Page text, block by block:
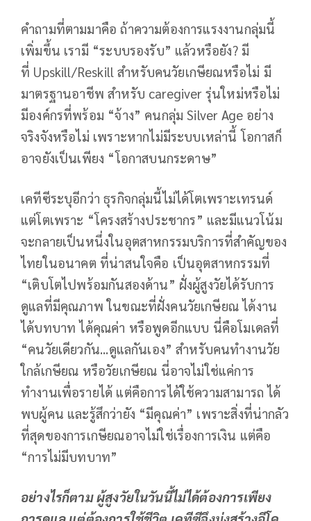
คำถามที่ตามมาคือ ถ้าความต้องการแรงงานกลุ่มนี้
เพิ่มขึ้น เรามี “ระบบรองรับ” แล้วหรือยัง? มี
ที่ Upskill/Reskill สำหรับคนวัยเกษียณหรือไม่ มี
มาตรฐานอาชีพ สำหรับ caregiver รุ่นใหม่หรือไม่
มีองค์กรที่พร้อม “จ้าง” คนกลุ่ม Silver Age อย่าง
จริงจังหรือไม่ เพราะหากไม่มีระบบเหล่านี้ โอกาสก็
อาจยังเป็นเพียง “โอกาสบนกระดาษ”
เคทีซีระบุอีกว่า ธุรกิจกลุ่มนี้ไม่ได้โตเพราะเทรนด์
แต่โตเพราะ “โครงสร้างประชากร” และมีแนวโน้ม
จะกลายเป็นหนึ่งในอุตสาหกรรมบริการที่สำคัญของ
ไทยในอนาคต ที่น่าสนใจคือ เป็นอุตสาหกรรมที่
“เติบโตไปพร้อมกันสองด้าน” ฝั่งผู้สูงวัยได้รับการ
ดูแลที่มีคุณภาพ ในขณะที่ฝั่งคนวัยเกษียณ ได้งาน
ได้บทบาท ได้คุณค่า หรือพูดอีกแบบ นี่คือโมเดลที่
“คนวัยเดียวกัน...ดูแลกันเอง” สำหรับคนทำงานวัย
ใกล้เกษียณ หรือวัยเกษียณ นี่อาจไม่ใช่แค่การ
ทำงานเพื่อรายได้ แต่คือการได้ใช้ความสามารถ ได้
พบผู้คน และรู้สึกว่ายัง “มีคุณค่า” เพราะสิ่งที่น่ากลัว
ที่สุดของการเกษียณอาจไม่ใช่เรื่องการเงิน แต่คือ
“การไม่มีบทบาท”
อย่างไรก็ตาม ผู้สูงวัยในวันนี้ไม่ได้ต้องการเพียง